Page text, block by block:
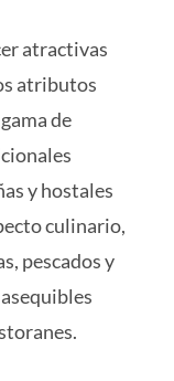
atractivas
atributos
de
y hostales
culinario,
pescados y